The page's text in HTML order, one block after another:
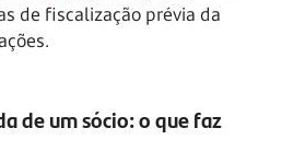
de fiscalização prévia da
de um sócio: o que faz